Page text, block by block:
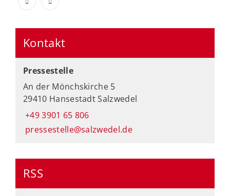
Kontakt
Pressestelle
An der Mönchskirche 5
29410 Hansestadt Salzwedel
+49 3901 65 806
pressestelle@salzwedel.de
RSS